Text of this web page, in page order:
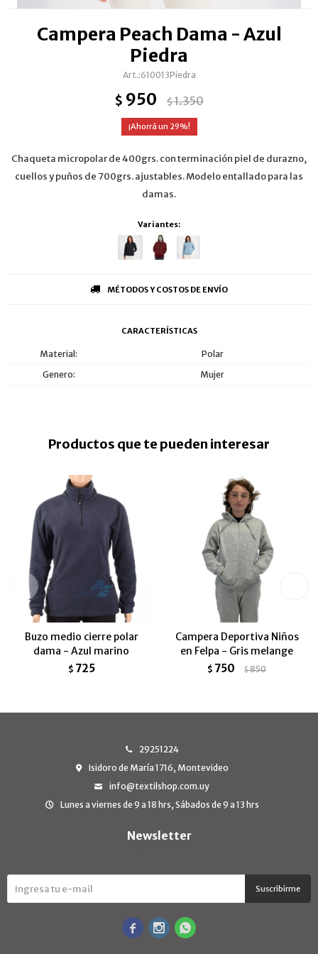
Campera Peach Dama - Azul
Piedra
610013Piedra
$ 950 $1.350
29
Chaqueta micropolar de 400grs. con terminación piel de durazno,
cuellos y puños de 700grs. ajustables. Modelo entallado para las
damas.
Variantes:
MÉTODOS Y COSTOS DE ENVÍO
CARACTERÍSTICAS
Material
Polar
Genero
Mujer
Productos que te pueden interesar
Buzo medio cierre polar
dama - Azul marino
$ 725
Campera Deportiva Niños
en Felpa - Gris melange
$ 750 $850
29251224
Isidoro de María 1716, Montevideo
info@textilshop.com.uy
Lunes a viernes de 9 a 18 hrs, Sábados de 9 a 13 hrs
Newsletter
Suscribirme
  